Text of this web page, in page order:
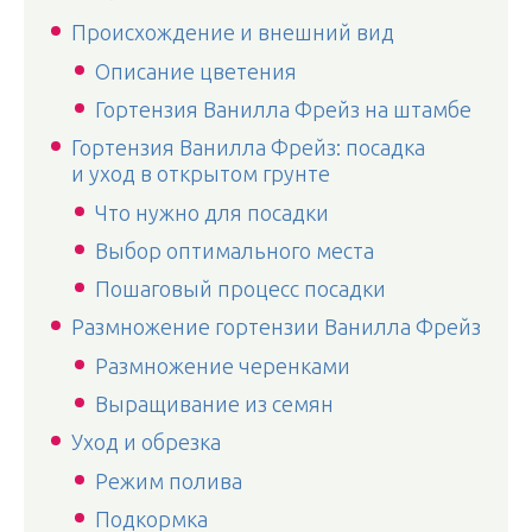
Происхождение и внешний вид
Описание цветения
Гортензия Ванилла Фрейз на штамбе
Гортензия Ванилла Фрейз: посадка
и уход в открытом грунте
Что нужно для посадки
Выбор оптимального места
Пошаговый процесс посадки
Размножение гортензии Ванилла Фрейз
Размножение черенками
Выращивание из семян
Уход и обрезка
Режим полива
Подкормка